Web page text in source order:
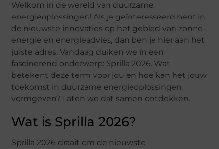
Welkom in de wereld van duurzame
energieoplossingen! Als je geïnteresseerd bent in
de nieuwste innovaties op het gebied van zonne-
energie en energieadvies, dan ben je hier aan het
juiste adres. Vandaag duiken we in een
fascinerend onderwerp: Sprilla 2026. Wat
betekent deze term voor jou en hoe kan het jouw
toekomst in duurzame energieoplossingen
vormgeven? Laten we dat samen ontdekken.
Wat is Sprilla 2026?
Sprilla 2026 draait om de nieuwste